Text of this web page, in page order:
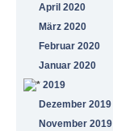
April 2020
März 2020
Februar 2020
Januar 2020
2019
Dezember 2019
November 2019